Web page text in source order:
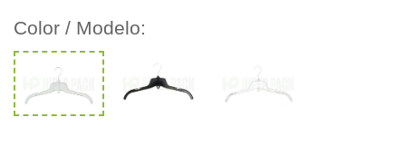
Color / Modelo: